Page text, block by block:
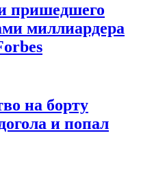
пришедшего
миллиардера
на борту
и попал